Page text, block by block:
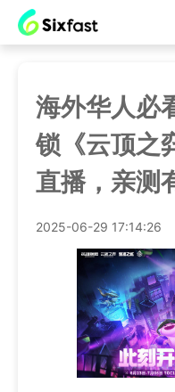
海外华人必
锁《云顶之
直播，亲测
2025-06-29 17:14:26